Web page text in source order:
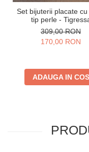
Set bijuterii placate cu
tip perle -
309,00 RON
170,00 RON
ADAUGA IN COS